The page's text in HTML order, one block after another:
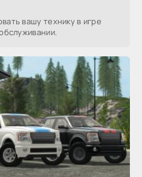
вашу технику в игре